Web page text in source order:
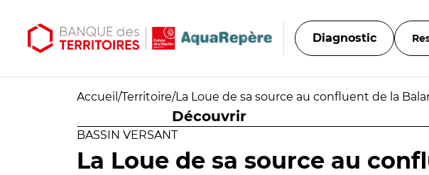
Diagnostic
Accueil /Territoire/La Loue de sa source au confluent de la
Découvrir
BASSIN VERSANT
La Loue de sa source au